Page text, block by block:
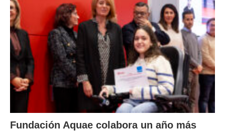
Fundación Aquae colabora un año más